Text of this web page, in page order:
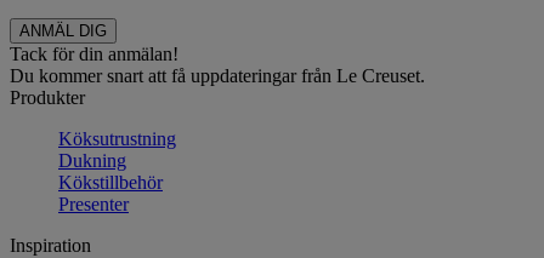
Tack för din anmälan!
Du kommer snart att få uppdateringar från Le Creuset.
Produkter
Köksutrustning
Dukning
Kökstillbehör
Presenter
Inspiration